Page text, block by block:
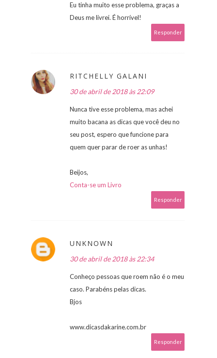
Eu tinha muito esse problema, graças a
Deus me livrei. É horrível!
Responder
RITCHELLY GALANI
30 de abril de 2018 às 22:09
Nunca tive esse problema, mas achei
muito bacana as dicas que você deu no
seu post, espero que funcione para
quem quer parar de roer as unhas!
Beijos,
Conta-se um Livro
Responder
UNKNOWN
30 de abril de 2018 às 22:34
Conheço pessoas que roem não é o meu
caso. Parabéns pelas dicas.
Bjos
www.dicasdakarine.com.br
Responder